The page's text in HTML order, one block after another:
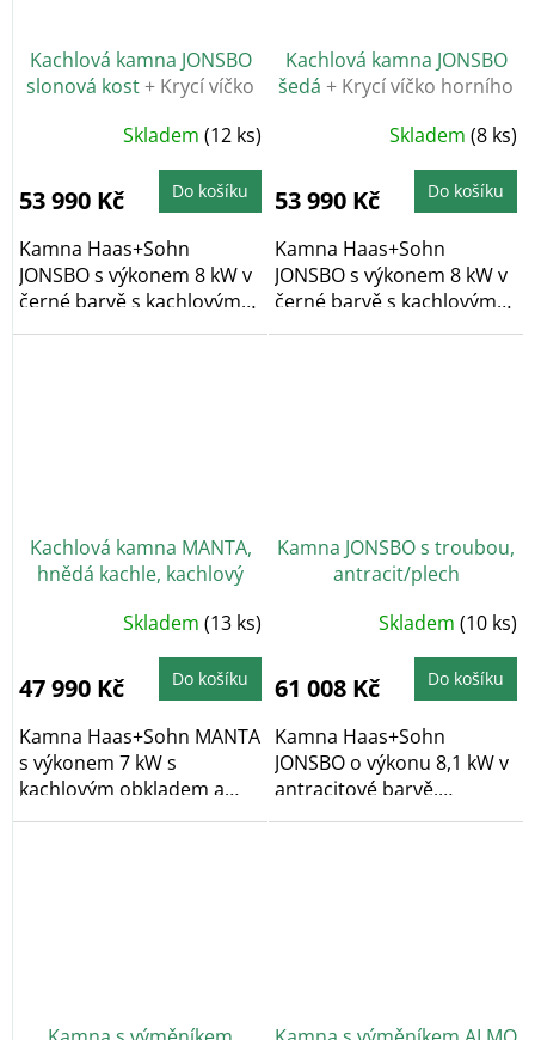
Kachlová kamna JONSBO
slonová kost+ Krycí víčko
kouřovodu
Skladem (12 ks)
53 990 Kč Do košíku
Kamna Haas+Sohn
JONSBO s výkonem 8 kW v
černé barvě s kachlovým
obkladem v barvě...
Kachlová kamna JONSBO
šedá + Krycí víčko horního
Skladem (8 ks)
53 990 Kč Do košíku
Kamna Haas+Sohn
JONSBO s výkonem 8 kW v
černé barvě s kachlovým
obkladem v šedé...
Kachlová kamna MANTA,
hnědá kachle, kachlový
Skladem (13 ks)
47 990 Kč Do košíku
Kamna Haas+Sohn MANTA
s výkonem 7 kW s
kachlovým obkladem a
víkem v hnědé barvě....
Kamna JONSBO s troubou,
antracit/plech
Skladem (10 ks)
61 008 Kč Do košíku
Kamna Haas+Sohn
JONSBO o výkonu 8,1 kW v
antracitové barvě.
Vybavena pečící troubou....